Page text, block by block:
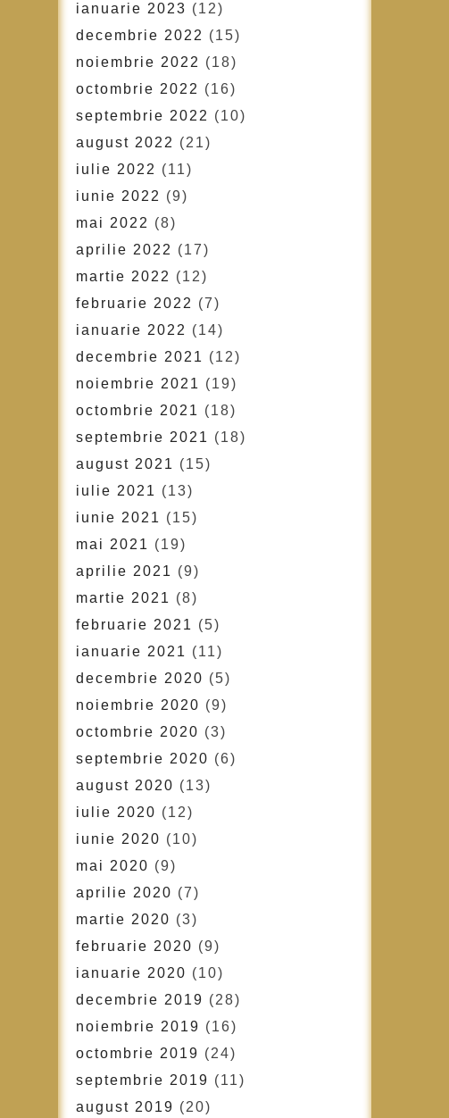
ianuarie 2023 (12)
decembrie 2022 (15)
noiembrie 2022 (18)
octombrie 2022 (16)
septembrie 2022 (10)
august 2022 (21)
iulie 2022 (11)
iunie 2022 (9)
mai 2022 (8)
aprilie 2022 (17)
martie 2022 (12)
februarie 2022 (7)
ianuarie 2022 (14)
decembrie 2021 (12)
noiembrie 2021 (19)
octombrie 2021 (18)
septembrie 2021 (18)
august 2021 (15)
iulie 2021 (13)
iunie 2021 (15)
mai 2021 (19)
aprilie 2021 (9)
martie 2021 (8)
februarie 2021 (5)
ianuarie 2021 (11)
decembrie 2020 (5)
noiembrie 2020 (9)
octombrie 2020 (3)
septembrie 2020 (6)
august 2020 (13)
iulie 2020 (12)
iunie 2020 (10)
mai 2020 (9)
aprilie 2020 (7)
martie 2020 (3)
februarie 2020 (9)
ianuarie 2020 (10)
decembrie 2019 (28)
noiembrie 2019 (16)
octombrie 2019 (24)
septembrie 2019 (11)
august 2019 (20)